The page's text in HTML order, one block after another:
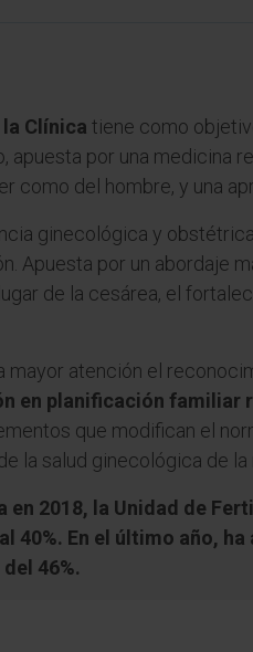
Clínica tiene como
apuesta por una medicina
como del hombre, y una
ginecológica y
Apuesta por un abordaje
de la cesárea, el
mayor atención el
en planificación familiar
que modifican el
la salud ginecológica de la
en 2018, la Unidad de
40%. En el último año,
46%.